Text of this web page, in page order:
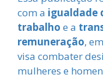
com a igualdade
trabalho e a
remuneração,
visa combater
mulheres e